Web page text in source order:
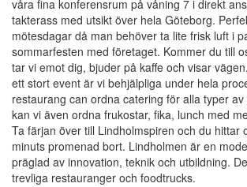
våra fina konferensrum på våning 7 i direkt
takterass med utsikt över hela Göteborg.
mötesdagar då man behöver ta lite frisk luft i
sommarfesten med företaget. Kommer du till
tar vi emot dig, bjuder på kaffe och visar
ett stort event är vi behjälpliga under hela
restaurang can ordna catering för alla typer
kan vi även ordna frukostar, fika, lunch med
Ta färjan över till Lindholmspiren och du hittar
minuts promenad bort. Lindholmen är en
präglad av innovation, teknik och utbildning.
trevliga restauranger och foodtrucks.